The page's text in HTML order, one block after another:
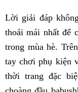
Lời giải đáp
thoải mái nhất để
trong mùa hè.
tay chơi phụ kiện
thời trang đặc